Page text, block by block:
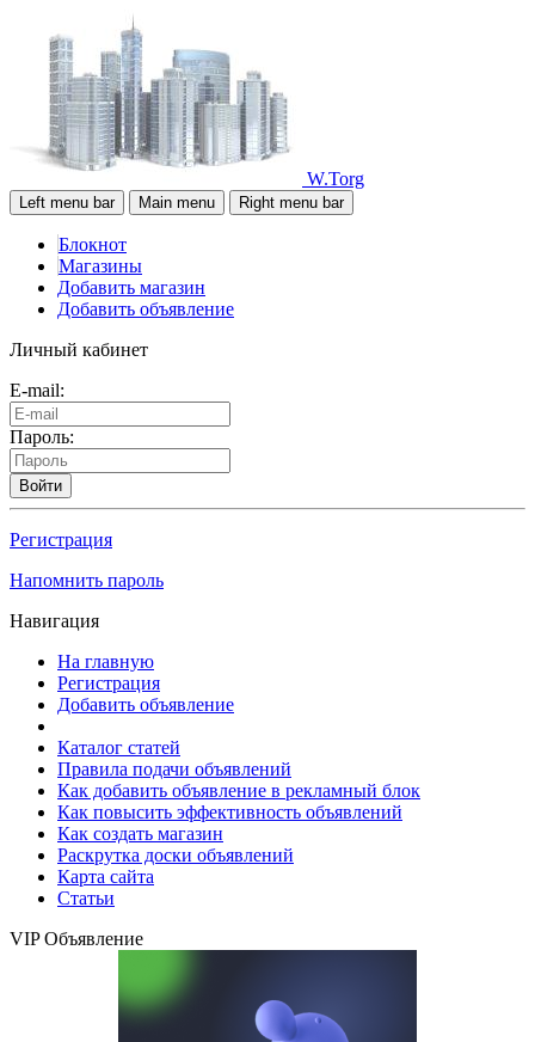
W.Torg
Left menu bar Main menu Right menu bar
Блокнот
Магазины
Добавить магазин
Добавить объявление
Личный кабинет
E-mail:
Пароль:
Войти
Регистрация
Напомнить пароль
Навигация
На главную
Регистрация
Добавить объявление
Каталог статей
Правила подачи объявлений
Как добавить объявление в рекламный блок
Как повысить эффективность объявлений
Как создать магазин
Раскрутка доски объявлений
Карта сайта
Статьи
VIP Объявление